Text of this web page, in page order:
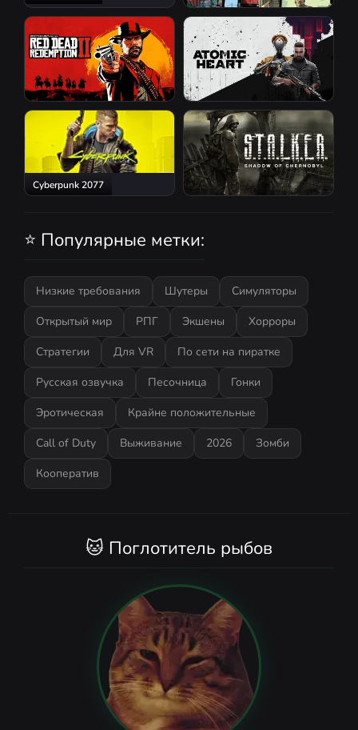
GTA San Andreas
Red Dead Redemption 2 Atomic Heart
Cyberpunk 2077
⭐ Популярные метки:
Низкие требования Шутеры
Симуляторы
Открытый мир
РПГ Экшены
Хорроры
Стратегии
Для VR
По сети на пиратке
Русская озвучка
Песочница
Гонки
Эротическая
Крайне положительные
Call of Duty
Выживание 2026
Зомби
Кооператив
🐱 Поглотитель рыбов